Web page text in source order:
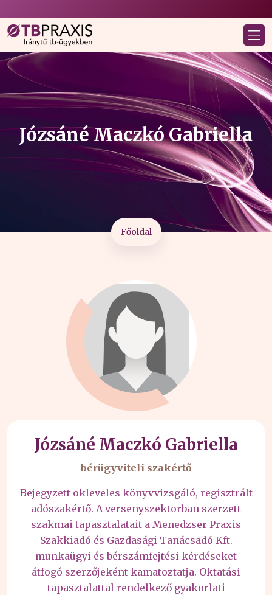
Józsáné Maczkó Gabriella
Főoldal
Józsáné Maczkó Gabriella
bérügyviteli szakértő
Bejegyzett okleveles könyvvizsgáló, regisztrált
adószakértő. A versenyszektorban szerzett
szakmai tapasztalatait a Menedzser Praxis
Szakkiadó és Gazdasági Tanácsadó Kft.
munkaügyi és bérszámfejtési kérdéseket
átfogó szerzőjeként kamatoztatja. Oktatási
tapasztalattal rendelkező gyakorlati